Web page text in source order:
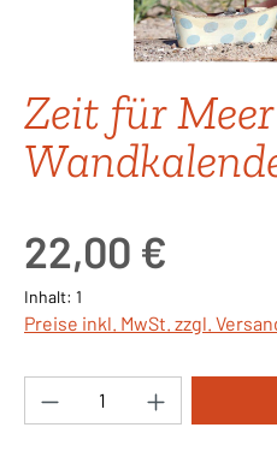
Zeit für
22,00 €
Inhalt: 1
Preise inkl. MwSt. zzgl.
Produkt Anzahl: Gib